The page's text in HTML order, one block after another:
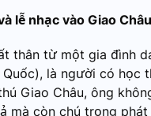
lễ nhạc vào Giao Châu
thân từ một gia đình
là người có học
Giao Châu, ông
mà còn chú trọng